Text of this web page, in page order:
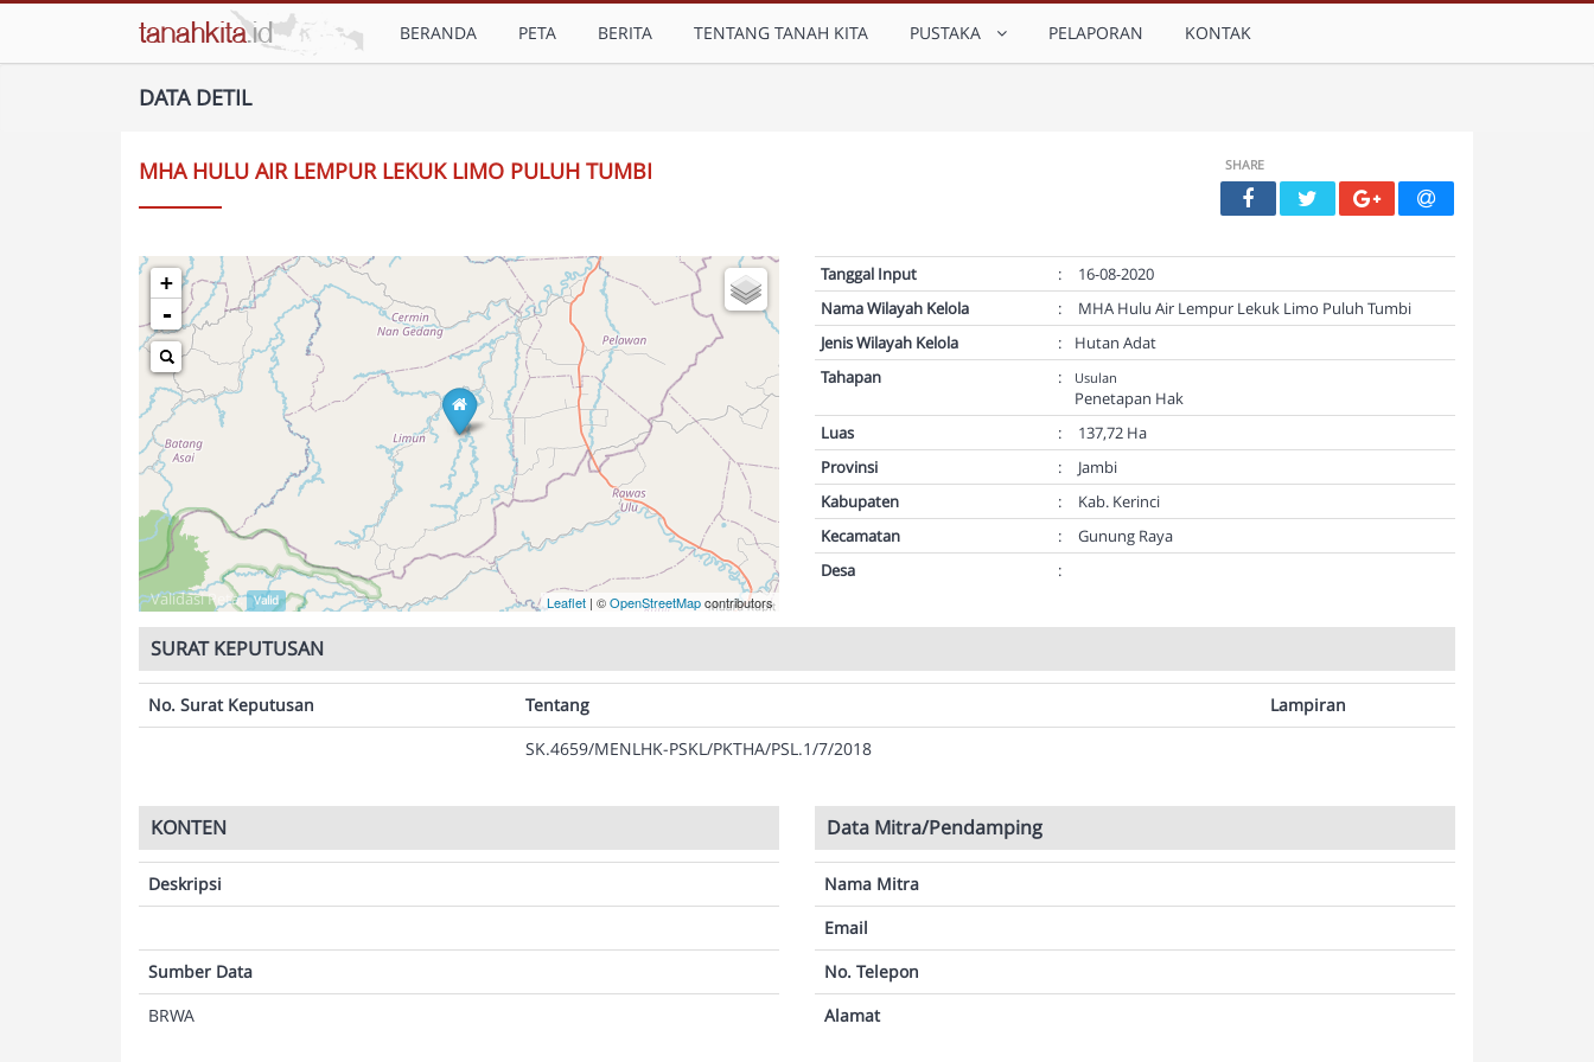
BERANDA PETA BERITA TENTANG TANAH KITA PUSTAKA PELAPORAN KONTAK
DATA DETIL
MHA HULU AIR LEMPUR LEKUK LIMO PULUH TUMBI SHARE
+
-
Leaflet | ©OpenStreetMapcontributors
Validasi Peta: Valid
Tanggal Input :
16-08-2020
Nama Wilayah Kelola
:
MHA Hulu Air Lempur Lekuk Limo Puluh Tumbi
Jenis Wilayah Kelola
:
Hutan Adat
Tahapan
: Usulan
Penetapan Hak
Luas
:
137,72 Ha
Provinsi
:
Jambi
Kabupaten
:
Kab. Kerinci
Kecamatan
:
Gunung Raya
Desa
:
SURAT KEPUTUSAN
No. Surat Keputusan Tentang
Lampiran
SK.4659/MENLHK-PSKL/PKTHA/PSL.1/7/2018
KONTEN
Deskripsi
Sumber Data
BRWA
Data Mitra/Pendamping
Nama Mitra
Email
No. Telepon
Alamat